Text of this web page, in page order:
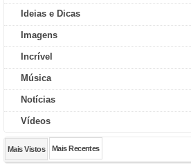
Ideias e Dicas
Imagens
Incrível
Música
Notícias
Vídeos
Mais Vistos Mais Recentes